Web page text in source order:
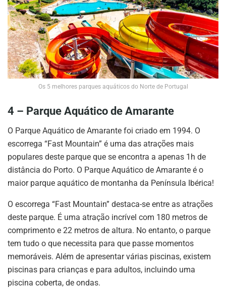
Os 5 melhores parques aquáticos do Norte de Portugal
4 – Parque Aquático de Amarante
O Parque Aquático de Amarante foi criado em 1994. O
escorrega “Fast Mountain” é uma das atrações mais
populares deste parque que se encontra a apenas 1h de
distância do Porto. O Parque Aquático de Amarante é o
maior parque aquático de montanha da Península Ibérica!
O escorrega “Fast Mountain” destaca-se entre as atrações
deste parque. É uma atração incrível com 180 metros de
comprimento e 22 metros de altura. No entanto, o parque
tem tudo o que necessita para que passe momentos
memoráveis. Além de apresentar várias piscinas, existem
piscinas para crianças e para adultos, incluindo uma
piscina coberta, de ondas.